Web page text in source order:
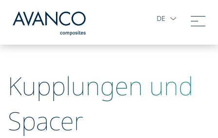
DE
Kupplungen und
Spacer